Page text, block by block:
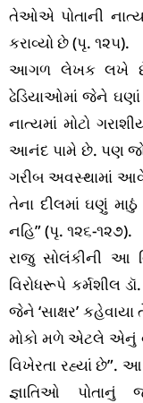
તેઓએ પોતાની
કરાવ્યો છે (પૃ. ૧૨૫).
આગળ લેખક લખે છે
ઢેડિયાઓમાં જેને
નાત્યમાં મોટો
આનંદ પામે છે. પણ જો
ગરીબ અવસ્થામાં
તેના દીલમાં ઘણું માઠું
નહિ” (પૃ. ૧૨૬-૧૨૭).
રાજુ સોલંકીની આ
વિરોધરૂપે કર્મશીલ
જેને ‘સાક્ષર’
મોકો મળે એટલે એનું
વિખેરતા રહ્યાં છે”.
જ્ઞાતિઓ પોતાનું